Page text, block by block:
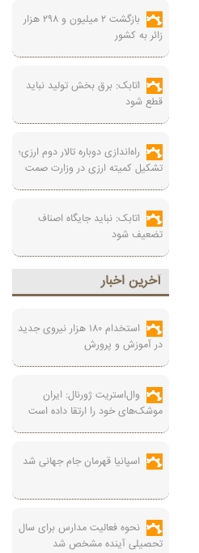
بازگشت ۲ میلیون و ۲۹۸ هزار
زائر به کشور
اتابک: برق بخش تولید نباید
قطع شود
راه‌اندازی دوباره تالار دوم ارزی؛
تشکیل کمیته ارزی در وزارت صمت
اتابک: نباید جایگاه اصناف
تضعیف شود
آخرين اخبار
استخدام ۱۸۰ هزار نیروی جدید
در آموزش‌ و پرورش
وال‌استریت ژورنال: ایران
موشک‌های خود را ارتقا داده است
اسپانیا قهرمان جام جهانی شد
نحوه فعالیت مدارس برای سال
تحصیلی آینده مشخص شد